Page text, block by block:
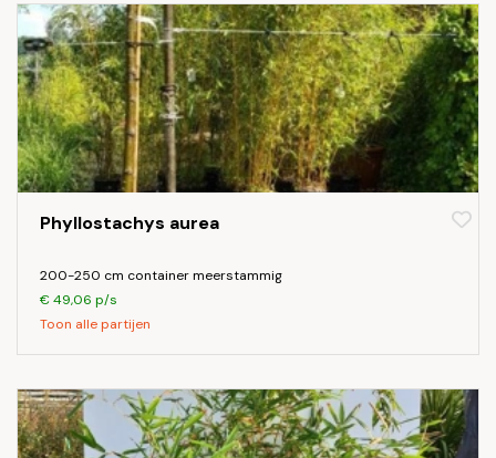
Phyllostachys aurea
200-250 cm container meerstammig
€ 49,06 p/s
Toon alle partijen